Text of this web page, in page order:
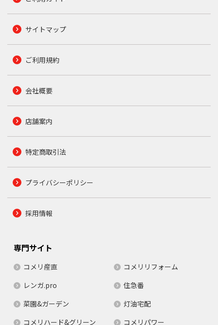
サイトマップ
ご利用規約
会社概要
店舗案内
特定商取引法
プライバシーポリシー
採用情報
専門サイト
コメリ産直
コメリリフォーム
レンガ.pro
住急番
菜園&ガーデン
灯油宅配
コメリハード&グリーン
コメリパワー